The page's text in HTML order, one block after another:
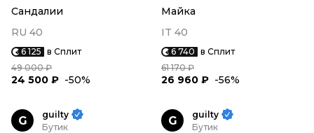
Сандалии
RU 40
6 125 в Сплит
49 000 ₽
24 500 ₽ -50%
Майка
IT 40
6 740 в Сплит
61 170 ₽
26 960 ₽ -56%
G
guilty
Бутик
G
guilty
Бутик